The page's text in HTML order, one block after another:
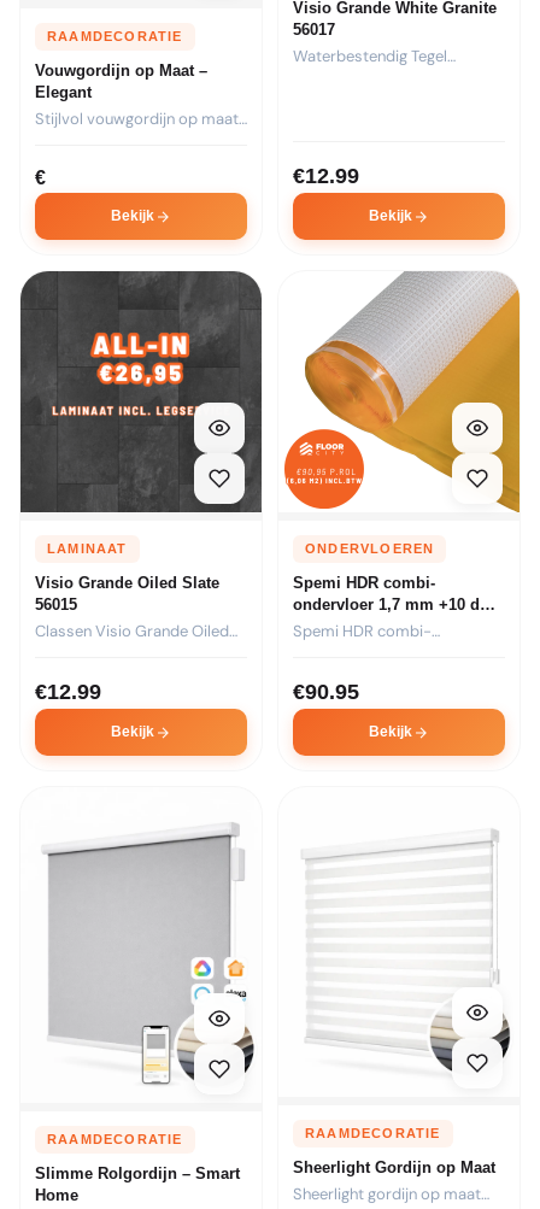
RAAMDECORATIE
Vouwgordijn op Maat –
Elegant
Stijlvol vouwgordijn op maat.
€
Bekijk
Visio Grande White Granite
56017
Waterbestendig Tegel
€12.99
Bekijk
LAMINAAT
Visio Grande Oiled Slate
56015
Classen Visio Grande Oiled
€12.99
Bekijk
ONDERVLOEREN
Spemi HDR combi-
ondervloer 1,7 mm +10 dB
laminaat (6,06 m2) Incl.BTW
Spemi HDR combi-
€90.95
Bekijk
RAAMDECORATIE
Slimme Rolgordijn – Smart
Home
RAAMDECORATIE
Sheerlight Gordijn op Maat
Sheerlight gordijn op maat